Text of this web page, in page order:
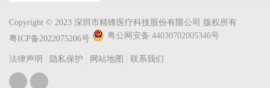
Copyright © 2023 深圳市精锋医疗科技股份有限公司 版权所有
粤ICP备2022075206号
粤公网安备 44030702005346号
法律声明
隐私保护 网站地图 联系我们